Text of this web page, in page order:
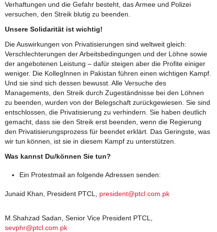
Verhaftungen und die Gefahr besteht, das Armee und Polizei
versuchen, den Streik blutig zu beenden.
Unsere Solidarität ist wichtig!
Die Auswirkungen von Privatisierungen sind weltweit gleich:
Verschlechterungen der Arbeitsbedingungen und der Löhne sowie
der angebotenen Leistung – dafür steigen aber die Profite einiger
weniger. Die KollegInnen in Pakistan führen einen wichtigen Kampf.
Und sie sind sich dessen bewusst. Alle Versuche des
Managements, den Streik durch Zugeständnisse bei den Löhnen
zu beenden, wurden von der Belegschaft zurückgewiesen. Sie sind
entschlossen, die Privatisierung zu verhindern. Sie haben deutlich
gemacht, dass sie den Streik erst beenden, wenn die Regierung
den Privatisierungsprozess für beendet erklärt. Das Geringste, was
wir tun können, ist sie in diesem Kampf zu unterstützen.
Was kannst Du/können Sie tun?
Ein Protestmail an folgende Adressen senden:
Junaid Khan, President PTCL, president@ptcl.com.pk
M.Shahzad Sadan, Senior Vice President PTCL,
sevphr@ptcl.com.pk